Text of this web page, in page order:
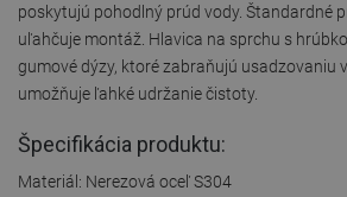
poskytujú pohodlný prúd vody. Štandardné
uľahčuje montáž. Hlavica na sprchu s
gumové dýzy, ktoré zabraňujú usadzovaniu
umožňuje ľahké udržanie čistoty.
Špecifikácia produktu:
Materiál: Nerezová oceľ S304